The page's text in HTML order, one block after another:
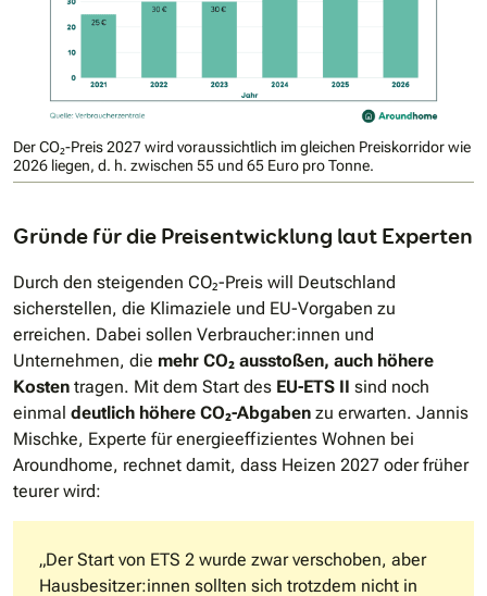
Der CO₂-Preis 2027 wird voraussichtlich im gleichen Preiskorridor wie
2026 liegen, d. h. zwischen 55 und 65 Euro pro Tonne.
Gründe für die Preisentwicklung laut Experten
Durch den steigenden CO₂-Preis will Deutschland
sicherstellen, die Klimaziele und EU-Vorgaben zu
erreichen. Dabei sollen Verbraucher:innen und
Unternehmen, die mehr CO₂ ausstoßen, auch höhere
Kosten tragen. Mit dem Start des EU-ETS II sind noch
einmal deutlich höhere CO₂-Abgaben zu erwarten. Jannis
Mischke, Experte für energieeffizientes Wohnen bei
Aroundhome, rechnet damit, dass Heizen 2027 oder früher
teurer wird:
„Der Start von ETS 2 wurde zwar verschoben, aber
Hausbesitzer:innen sollten sich trotzdem nicht in